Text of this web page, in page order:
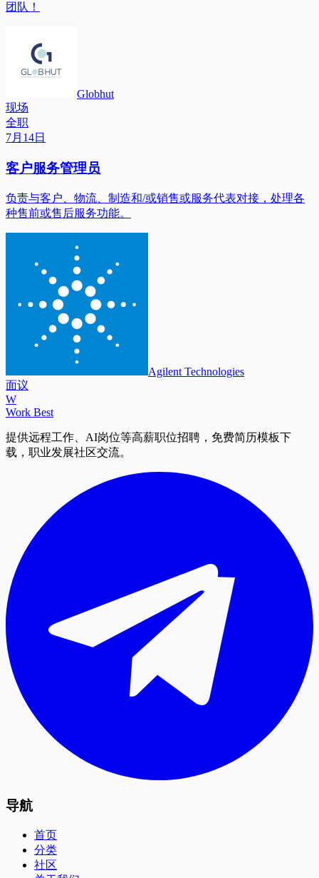
团队！
Globhut
现场
全职
7月14日
客户服务管理员
负责与客户、物流、制造和/或销售或服务代表对接，处理各
种售前或售后服务功能。
Agilent Technologies
面议
W
Work Best
提供远程工作、AI岗位等高薪职位招聘，免费简历模板下
载，职业发展社区交流。
导航
首页
分类
社区